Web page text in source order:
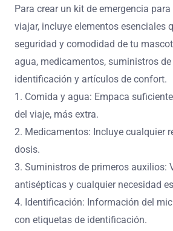
Para crear un kit de emergencia
viajar, incluye elementos esenciales
seguridad y comodidad de tu
agua, medicamentos, suministros
identificación y artículos de confort.
1. Comida y agua: Empaca
del viaje, más extra.
2. Medicamentos: Incluye cualquier
dosis.
3. Suministros de primeros auxilios:
antisépticas y cualquier necesidad
4. Identificación: Información del
con etiquetas de identificación.